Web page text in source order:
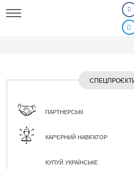
ПАРТНЕРСЬКІ
КАР'ЄРНИЙ НАВІГАТОР
КУПУЙ УКРАЇНСЬКЕ